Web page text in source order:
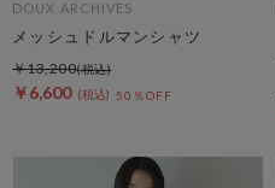
DOUX ARCHIVES
メッシュドルマンシャツ
￥6,600 50％OFF
￥13,200